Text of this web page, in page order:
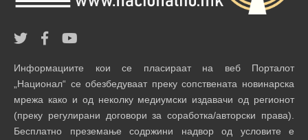
Информациите кои се пласираат на веб Порталот
„Национал“ се обезбедуваат преку сопствената новинарска
мрежа како и од неколку медиумски издавачи од регионот
(преку регулирани договори за соработка/авторски права).
Бесплатно преземање содржини надвор од условите е